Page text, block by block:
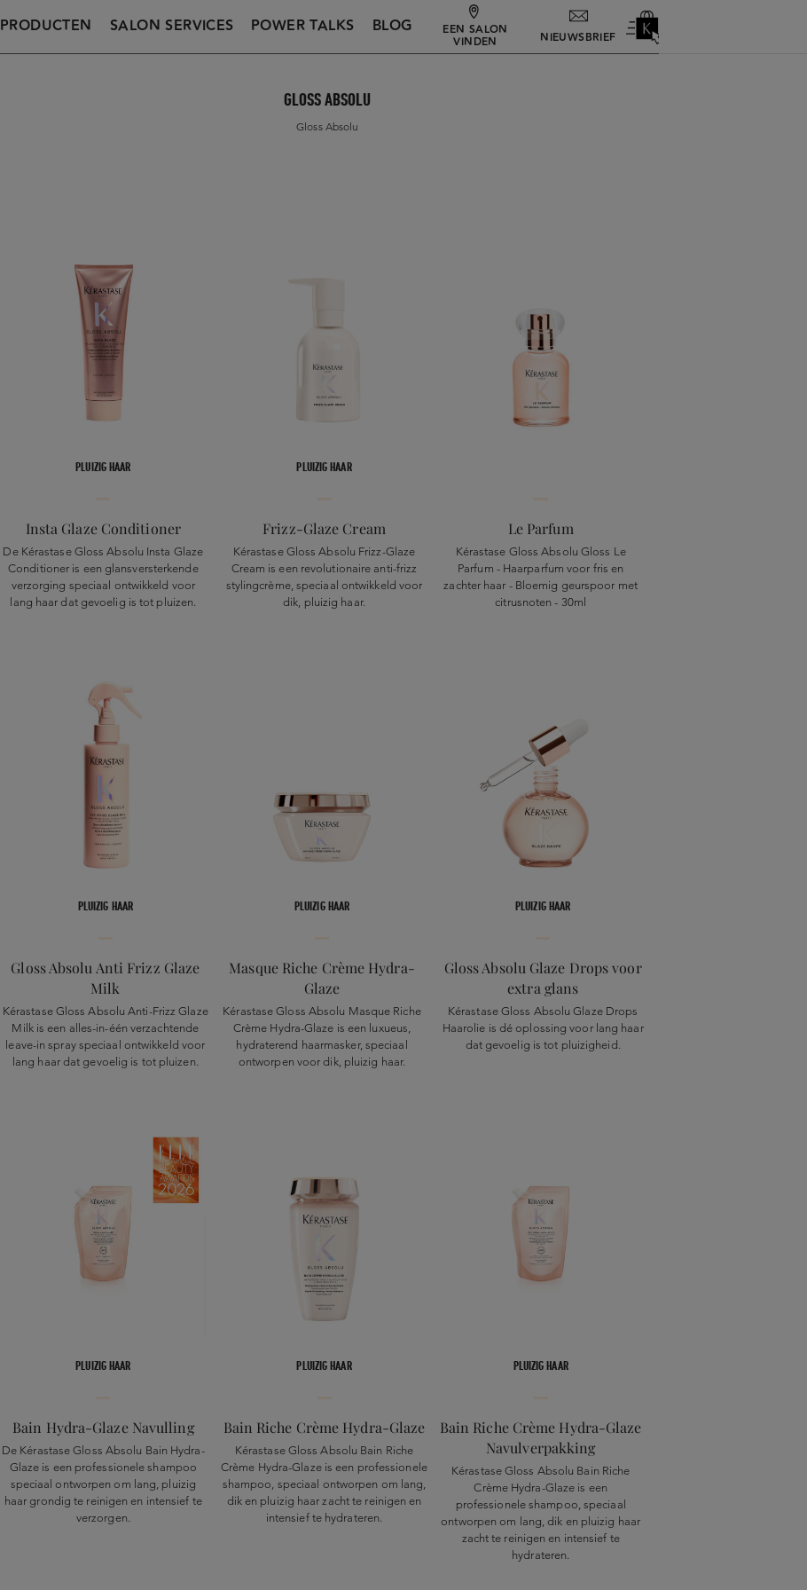
PRODUCTEN SALON SERVICES POWER TALKS BLOG EEN SALON
VINDEN NIEUWSBRIEF
GLOSS ABSOLU
Gloss Absolu
PLUIZIG HAAR
Insta Glaze Conditioner
De Kérastase Gloss Absolu Insta Glaze
Conditioner is een glansversterkende
verzorging speciaal ontwikkeld voor
lang haar dat gevoelig is tot pluizen.
PLUIZIG HAAR
Frizz-Glaze Cream
Kérastase Gloss Absolu Frizz-Glaze
Cream is een revolutionaire anti-frizz
stylingcrème, speciaal ontwikkeld voor
dik, pluizig haar.
Le Parfum
Kérastase Gloss Absolu Gloss Le
Parfum - Haarparfum voor fris en
zachter haar - Bloemig geurspoor met
citrusnoten - 30ml
PLUIZIG HAAR
Gloss Absolu Anti Frizz Glaze
Milk
Kérastase Gloss Absolu Anti-Frizz Glaze
Milk is een alles-in-één verzachtende
leave-in spray speciaal ontwikkeld voor
lang haar dat gevoelig is tot pluizen.
PLUIZIG HAAR
Masque Riche Crème Hydra-
Glaze
Kérastase Gloss Absolu Masque Riche
Crème Hydra-Glaze is een luxueus,
hydraterend haarmasker, speciaal
ontworpen voor dik, pluizig haar.
PLUIZIG HAAR
Gloss Absolu Glaze Drops voor
extra glans
Kérastase Gloss Absolu Glaze Drops
Haarolie is dé oplossing voor lang haar
dat gevoelig is tot pluizigheid.
PLUIZIG HAAR
Bain Hydra-Glaze Navulling
De Kérastase Gloss Absolu Bain Hydra-
Glaze is een professionele shampoo
speciaal ontworpen om lang, pluizig
haar grondig te reinigen en intensief te
verzorgen.
PLUIZIG HAAR
Bain Riche Crème Hydra-Glaze
Kérastase Gloss Absolu Bain Riche
Crème Hydra-Glaze is een professionele
shampoo, speciaal ontworpen om lang,
dik en pluizig haar zacht te reinigen en
intensief te hydrateren.
PLUIZIG HAAR
Bain Riche Crème Hydra-Glaze
Navulverpakking
Kérastase Gloss Absolu Bain Riche
Crème Hydra-Glaze is een
professionele shampoo, speciaal
ontworpen om lang, dik en pluizig haar
zacht te reinigen en intensief te
hydrateren.